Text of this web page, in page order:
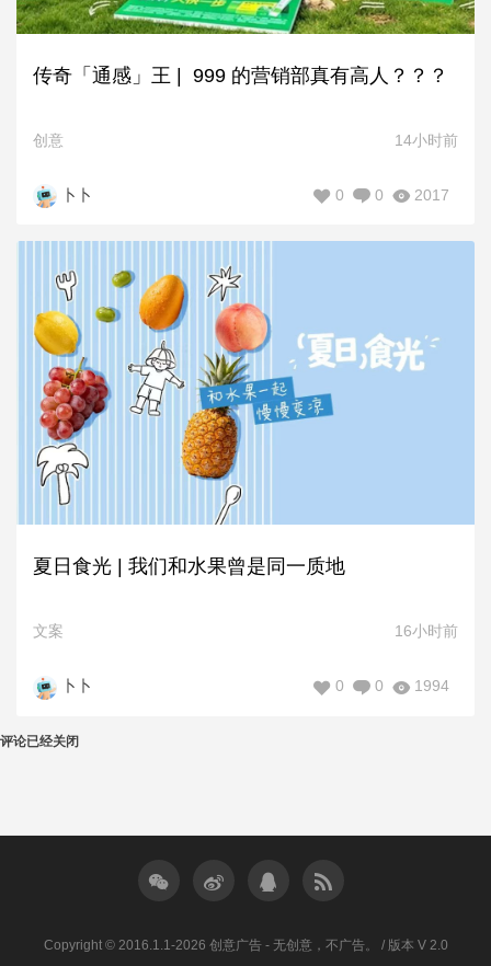
传奇「通感」王 | 999 的营销部真有高人？？？
创意 14小时前
卜卜 2017
0
0
夏日食光 | 我们和水果曾是同一质地
文案 16小时前
卜卜 1994
0
0
评论已经关闭
Copyright © 2016.1.1-2026 创意广告 - 无创意，不广告。 / 版本 V 2.0